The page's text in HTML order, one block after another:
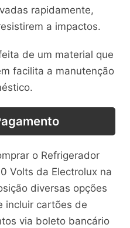
rapidamente,
a impactos.
de um material que
facilita a manutenção
o Refrigerador
Volts da Electrolux na
diversas opções
incluir cartões de
via boleto bancário